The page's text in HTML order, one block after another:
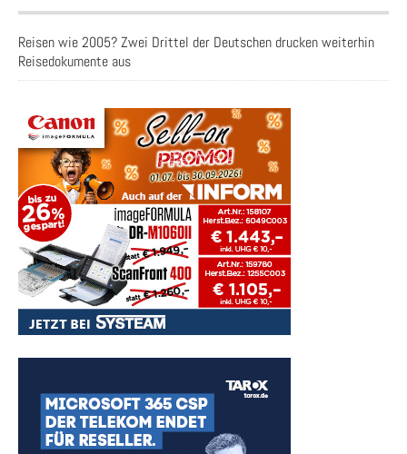
Reisen wie 2005? Zwei Drittel der Deutschen drucken weiterhin
Reisedokumente aus